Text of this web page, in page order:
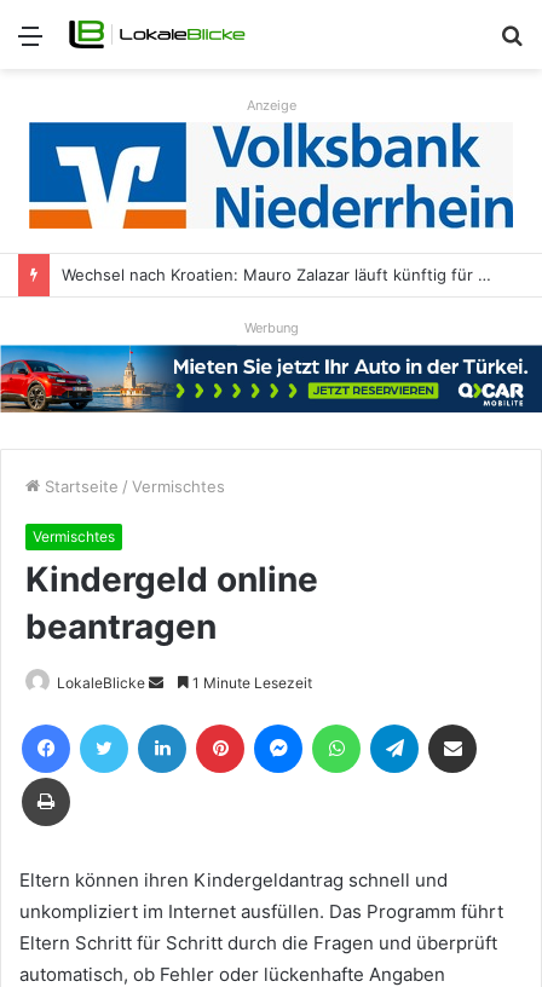
Menü
Anzeige
Wechsel nach Kroatien: Mauro Zalazar läuft künftig für NK Kustošija Zagreb auf
Werbung
Startseite / Vermischtes
Vermischtes
Kindergeld online
beantragen
LokaleBlicke
Sende
eine
E-
1 Minute Lesezeit
FacebookTwitter LinkedIn Pinterest MessengerWhatsAppTelegram
Drucken
Eltern können ihren Kindergeldantrag schnell und
unkompliziert im Internet ausfüllen. Das Programm führt
Eltern Schritt für Schritt durch die Fragen und überprüft
automatisch, ob Fehler oder lückenhafte Angaben